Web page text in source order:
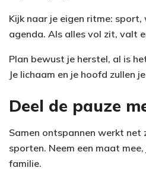
Kijk naar je eigen ritme: sport,
agenda. Als alles vol zit, valt
Plan bewust je herstel, al is
Je lichaam en je hoofd zullen
Deel de pauze
Samen ontspannen werkt net
sporten. Neem een maat
familie.